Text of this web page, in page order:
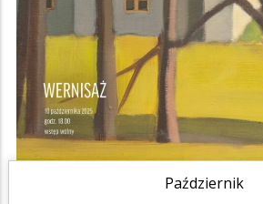
Październik